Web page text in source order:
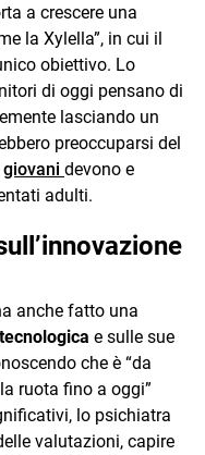
a crescere una
la Xylella”, in cui il
obiettivo. Lo
di oggi pensano di
lasciando un
preoccuparsi del
giovani devono e
adulti.
anche fatto una
e sulle sue
che è “da
ruota fino a oggi”
lo psichiatra
valutazioni, capire